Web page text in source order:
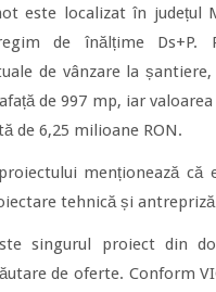
este localizat în județul
de înălțime Ds+P.
de vânzare la șantiere,
de 997 mp, iar
de 6,25 milioane RON.
menționează că
tehnică și
singurul proiect din
de oferte. Conform